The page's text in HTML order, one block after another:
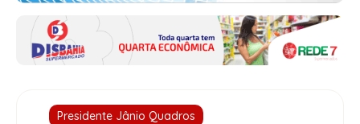
Presidente Jânio Quadros